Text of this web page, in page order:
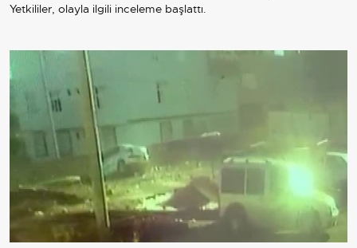
Yetkililer, olayla ilgili inceleme başlattı.